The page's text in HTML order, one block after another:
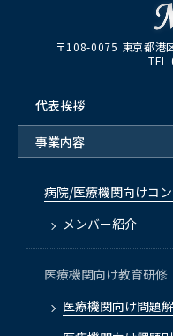
〒108-0075 東京都港
TEL
代表挨拶
事業内容
病院/医療機関向けコ
メンバー紹介
医療機関向け教育研修
医療機関向け問題